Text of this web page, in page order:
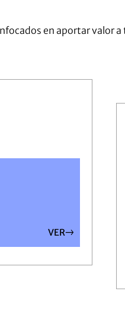
en aportar valor
VER